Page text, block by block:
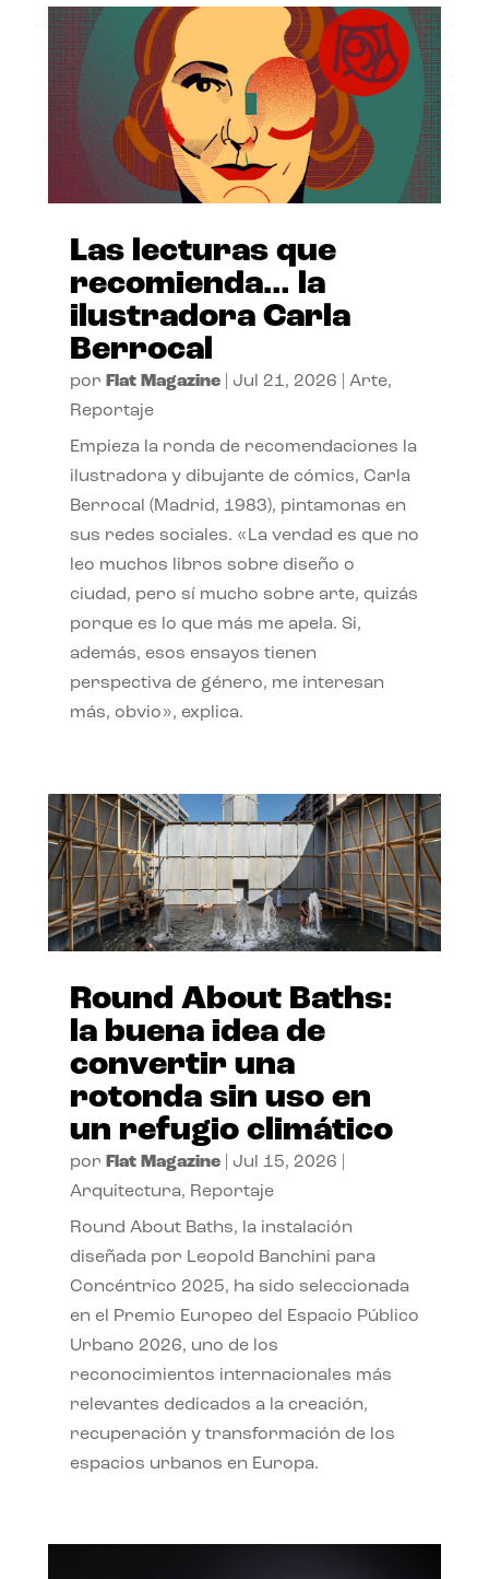
Las lecturas que
recomienda… la
ilustradora Carla
Berrocal
por Flat Magazine| Jul 21, 2026 Arte,
Reportaje
Empieza la ronda de recomendaciones la
ilustradora y dibujante de cómics, Carla
Berrocal (Madrid, 1983), pintamonas en
sus redes sociales. «La verdad es que no
leo muchos libros sobre diseño o
ciudad, pero sí mucho sobre arte, quizás
porque es lo que más me apela. Si,
además, esos ensayos tienen
perspectiva de género, me interesan
más, obvio», explica.
Round About Baths:
la buena idea de
convertir una
rotonda sin uso en
un refugio climático
por Flat Magazine| Jul 15, 2026
Arquitectura, Reportaje
Round About Baths, la instalación
diseñada por Leopold Banchini para
Concéntrico 2025, ha sido seleccionada
en el Premio Europeo del Espacio Público
Urbano 2026, uno de los
reconocimientos internacionales más
relevantes dedicados a la creación,
recuperación y transformación de los
espacios urbanos en Europa.